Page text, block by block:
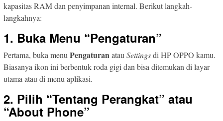
kapasitas RAM dan penyimpanan internal. Berikut langkah-
langkahnya:
1. Buka Menu “Pengaturan”
Pertama, buka menu Pengaturanatau Settingsdi HP OPPO kamu.
Biasanya ikon ini berbentuk roda gigi dan bisa ditemukan di layar
utama atau di menu aplikasi.
2. Pilih “Tentang Perangkat” atau
“About Phone”